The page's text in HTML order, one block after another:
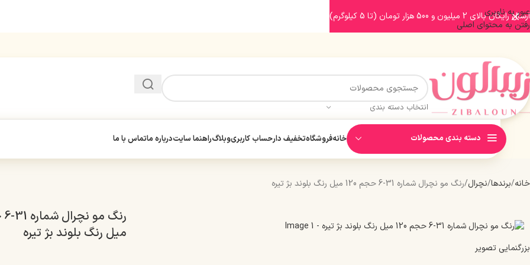
عبور به ناوبری
رفتن به محتوای اصلی
انتخاب دسته بندی
دسته بندی محصولات خانهفروشگاهتخفیف دارحساب کاربریوبلاگراهنما سایتدرباره ماتماس با ما
خانه برندها نچرال رنگ مو نچرال شماره 31-6 حجم 120 میل رنگ بلوند بژ تیره
بزرگنمایی تصویر
میل رنگ بلوند بژ تیره
ارسال رایگان بالای 2 میلیون و 500 هزار تومان (تا 5 کیلوگرم)